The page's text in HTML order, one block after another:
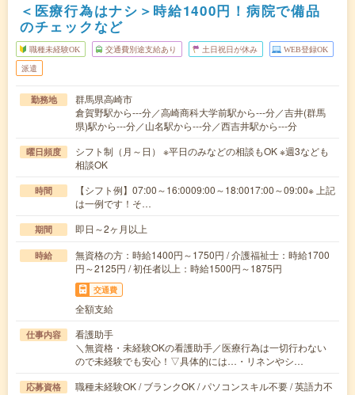
＜医療行為はナシ＞時給1400円！病院で備品
のチェックなど
職種未経験OK 交通費別途支給あり 土日祝日が休み WEB登録OK
派遣
勤務地
群馬県高崎市
倉賀野駅から---分／高崎商科大学前駅から---分／吉井(群馬
県)駅から---分／山名駅から---分／西吉井駅から---分
曜日頻度
シフト制（月～日） ※平日のみなどの相談もOK ※週3なども
相談OK
時間
【シフト例】07:00～16:0009:00～18:0017:00～09:00※ 上記
は一例です！そ…
期間 即日～2ヶ月以上
時給
無資格の方：時給1400円～1750円 / 介護福祉士：時給1700
円～2125円 / 初任者以上：時給1500円～1875円
交通費
全額支給
仕事内容
看護助手
＼無資格・未経験OKの看護助手／医療行為は一切行わない
ので未経験でも安心！▽具体的には…・リネンやシ…
応募資格
職種未経験OK / ブランクOK / パソコンスキル不要 / 英語力不